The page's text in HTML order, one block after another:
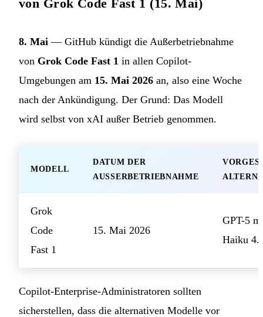
von Grok Code Fast 1 (15. Mai)
8. Mai — GitHub kündigt die Außerbetriebnahme
von Grok Code Fast 1 in allen Copilot-
Umgebungen am 15. Mai 2026 an, also eine Woche
nach der Ankündigung. Der Grund: Das Modell
wird selbst von xAI außer Betrieb genommen.
MODELL
DATUM DER
AUSSERBETRIEBNAHME
Grok
Code
Fast 1
15. Mai 2026
GPT-5
Haiku
Copilot-Enterprise-Administratoren sollten
sicherstellen, dass die alternativen Modelle vor